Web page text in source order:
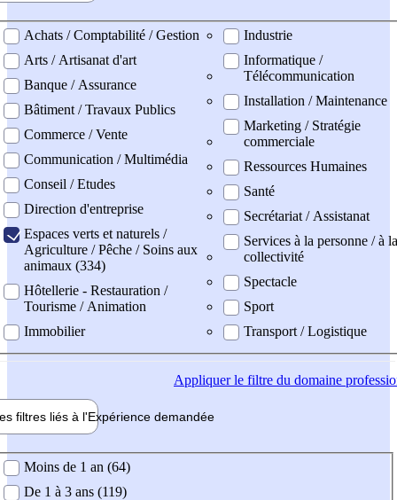
professionel
Achats / Comptabilité / Gestion
Arts / Artisanat d'art
Banque / Assurance
Bâtiment / Travaux Publics
Commerce / Vente
Communication / Multimédia
Conseil / Etudes
Direction d'entreprise
Espaces verts et naturels /
Agriculture / Pêche / Soins aux
animaux (334)
Hôtellerie - Restauration /
Tourisme / Animation
Immobilier
Industrie
Informatique /
Télécommunication
Installation / Maintenance
Marketing / Stratégie
commerciale
Ressources Humaines
Santé
Secrétariat / Assistanat
Services à la personne / à la
collectivité
Spectacle
Sport
Transport / Logistique
Appliquerle filtre du domaine
filtres liés à l'Expérience demandée
demandée
Moins de 1 an (64)
De 1 à 3 ans (119)